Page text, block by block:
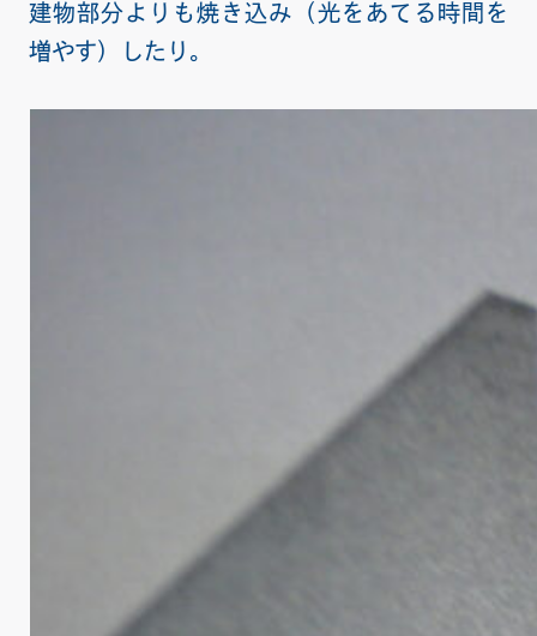
建物部分よりも焼き込み（光をあてる時間を
増やす）したり。